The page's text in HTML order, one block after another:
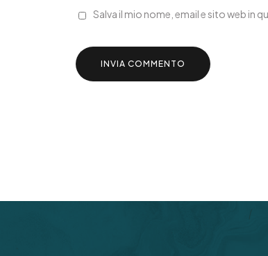
Salva il mio nome, email e sito web in